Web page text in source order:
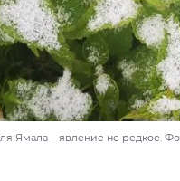
Ямала – явление не редкое.